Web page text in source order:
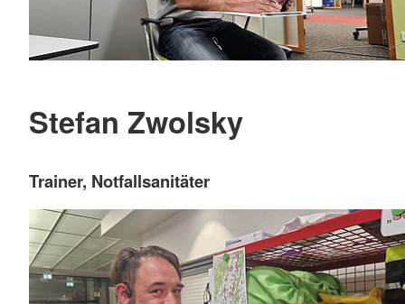
Stefan Zwolsky
Trainer, Notfallsanitäter